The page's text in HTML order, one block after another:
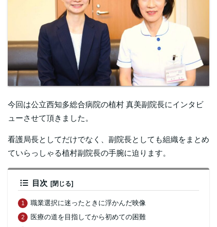
今回は公立西知多総合病院の植村 真美副院長にインタビ
ューさせて頂きました。
看護局長としてだけでなく、副院長としても組織をまとめ
ていらっしゃる植村副院長の手腕に迫ります。
目次
職業選択に迷ったときに浮かんだ映像
医療の道を目指してから初めての困難